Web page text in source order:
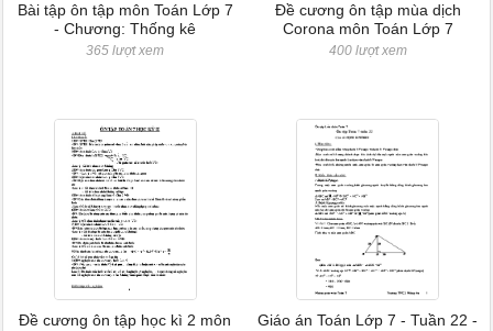
Bài tập ôn tập môn Toán Lớp 7
- Chương: Thống kê
365 lượt xem
Đề cương ôn tập mùa dịch
Corona môn Toán Lớp 7
400 lượt xem
Đề cương ôn tập học kì 2 môn
Giáo án Toán Lớp 7 - Tuần 22 -